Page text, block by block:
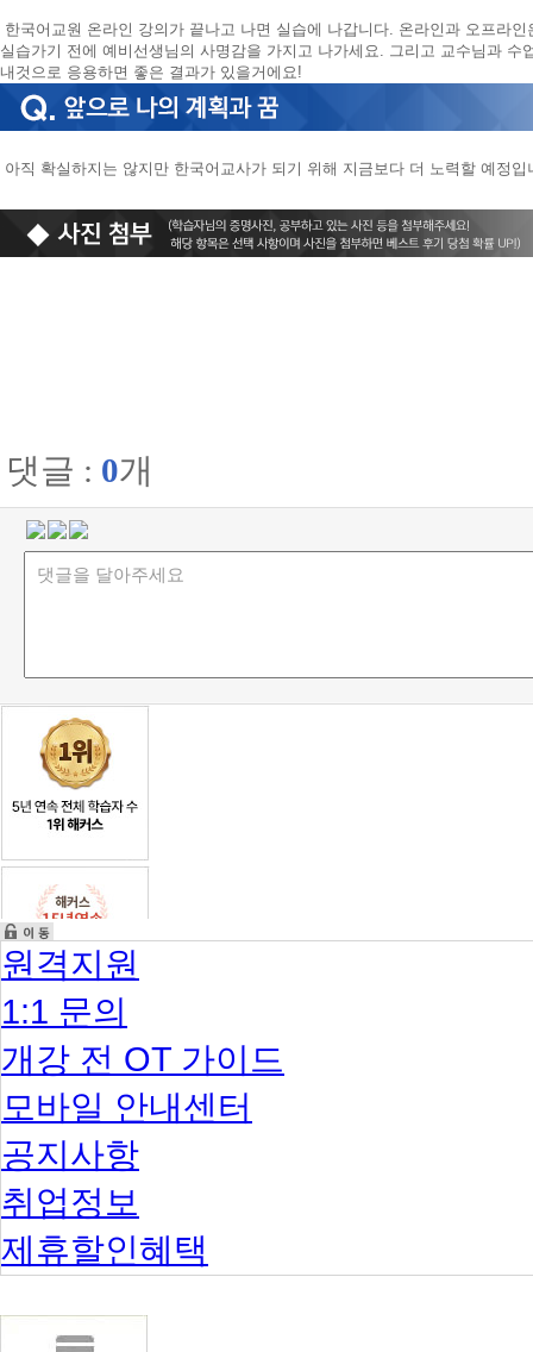
한국어교원 온라인 강의가 끝나고 나면 실습에 나갑니다. 온라인과 오프라
실습가기 전에 예비선생님의 사명감을 가지고 나가세요. 그리고 교수님과 수
내것으로 응용하면 좋은 결과가 있을거에요!
아직 확실하지는 않지만 한국어교사가 되기 위해 지금보다 더 노력할 예정입
댓글 : 0개
원격지원
1:1 문의
개강 전 OT 가이드
모바일 안내센터
공지사항
취업정보
제휴할인혜택